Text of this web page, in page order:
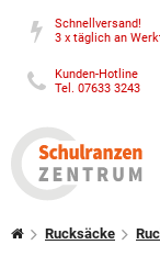
Schnellversand!
3 x täglich an
Kunden-Hotline
Tel. 07633 3243
Rucksäcke